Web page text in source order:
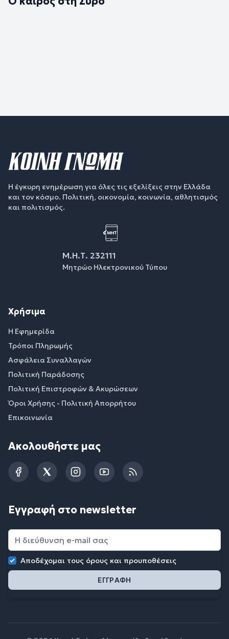
Η έγκυρη ενημέρωση για όλες τις εξελίξεις στην Ελλάδα
και τον κόσμο. Πολιτική, οικονομία, κοινωνία, αθλητισμός
και πολιτισμός.
Μ.Η.Τ. 232111
Μητρώο Ηλεκτρονικού Τύπου
Χρήσιμα
Η Εφημερίδα
Τρόποι Πληρωμής
Ασφάλεια Συναλλαγών
Πολιτική Παράδοσης
Πολιτική Επιστροφών & Ακυρώσεων
Όροι Χρήσης - Πολιτική Απορρήτου
Επικοινωνία
Ακολουθήστε μας
FacebookTwitterInstagramYouTubeRSS
Εγγραφή στο newsletter
Αποδέχομαι τους όρους και προυποθέσεις